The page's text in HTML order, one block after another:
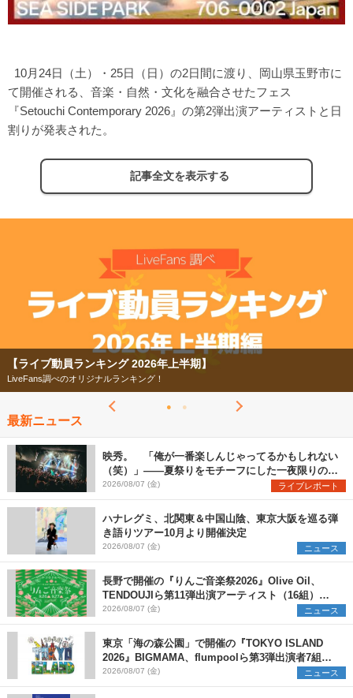
10月24日（土）・25日（日）の2日間に渡り、岡山県玉野市に
て開催される、音楽・自然・文化を融合させたフェス
『Setouchi Contemporary 2026』の第2弾出演アーティストと日
割りが発表された。
記事全文を表示する
【ライブ動員ランキング 2026年上半期】
LiveFans調べのオリジナルランキング！
最新ニュース
映秀。 「俺が一番楽しんじゃってるかもしれない
（笑）」――夏祭りをモチーフにした一夜限りのス
ペシャルライブ『色祭』レポート
2026/08/07 (金) ライブレポート
ハナレグミ、北関東＆中国山陰、東京大阪を巡る弾
き語りツアー10月より開催決定
2026/08/07 (金) ニュース
長野で開催の『りんご音楽祭2026』Olive Oil、
TENDOUJIら第11弾出演アーティスト（16組）を
発表
2026/08/07 (金) ニュース
東京「海の森公園」で開催の『TOKYO ISLAND
2026』BIGMAMA、flumpoolら第3弾出演者7組を
発表 ワークショップ・アート出展者を募集
2026/08/07 (金) ニュース